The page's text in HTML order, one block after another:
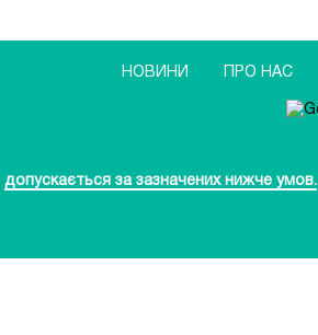
НОВИНИ ПРО НАС
допускається за зазначених нижче умов.